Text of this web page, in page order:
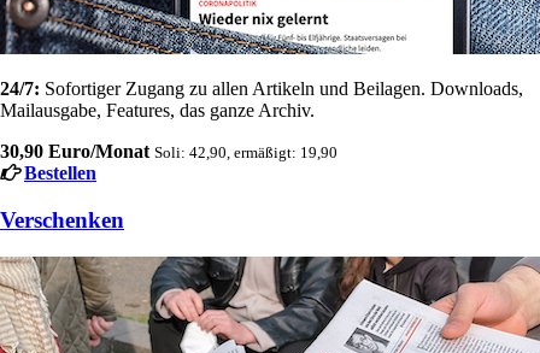
24/7: Sofortiger Zugang zu allen Artikeln und Beilagen. Downloads,
Mailausgabe, Features, das ganze Archiv.
30,90 Euro/Monat Soli: 42,90, ermäßigt: 19,90
Bestellen
Verschenken